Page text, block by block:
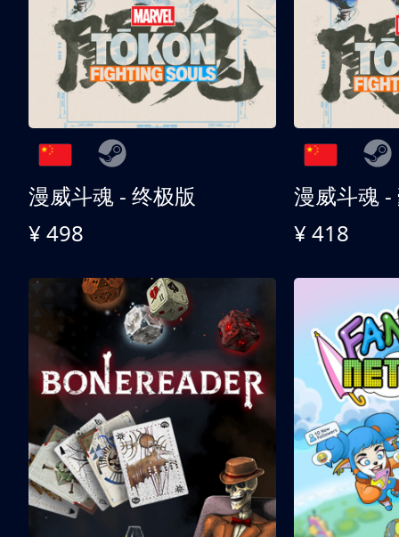
漫威斗魂 - 终极版
¥ 498
漫威斗魂 -
¥ 418